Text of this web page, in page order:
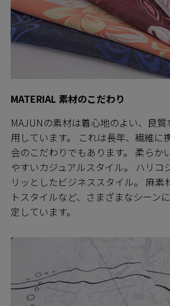
MATERIAL 素材のこだわり
MAJUNの素材は着心地のよい、良
用しています。 これは長年、繊維に
会のこだわりでもあります。 柔らか
やすいカジュアルスタイル。 ハリコ
リッとしたビジネススタイル。 麻素
トスタイルなど、さまざまなシーン
定しています。